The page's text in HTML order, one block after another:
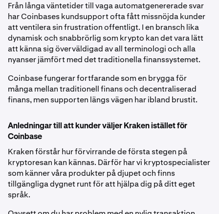
Från långa väntetider till vaga automatgenererade svar
har Coinbases kundsupport ofta fått missnöjda kunder
att ventilera sin frustration offentligt. I en bransch lika
dynamisk och snabbrörlig som krypto kan det vara lätt
att känna sig överväldigad av all terminologi och alla
nyanser jämfört med det traditionella finanssystemet.
Coinbase fungerar fortfarande som en brygga för
många mellan traditionell finans och decentraliserad
finans, men supporten längs vägen har ibland brustit.
Anledningar till att kunder väljer Kraken istället för
Coinbase
Kraken förstår hur förvirrande de första stegen på
kryptoresan kan kännas. Därför har vi kryptospecialister
som känner våra produkter på djupet och finns
tillgängliga dygnet runt för att hjälpa dig på ditt eget
språk.